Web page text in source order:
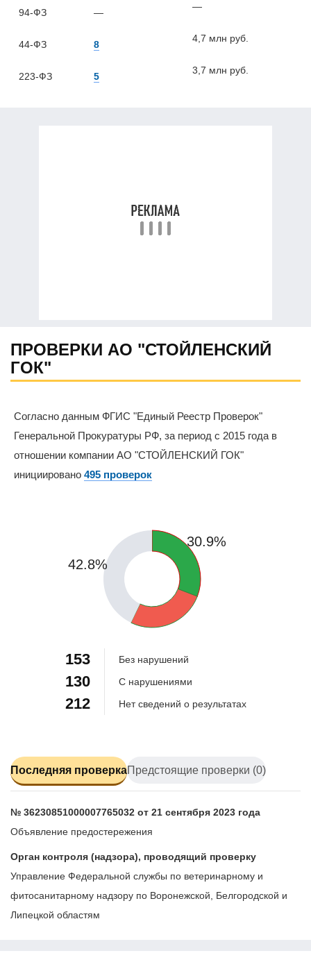
94-ФЗ —
—
44-ФЗ 8
4,7 млн руб.
223-ФЗ 5
3,7 млн руб.
ПРОВЕРКИ АО "СТОЙЛЕНСКИЙ
ГОК"
Согласно данным ФГИС "Единый Реестр Проверок"
Генеральной Прокуратуры РФ, за период с 2015 года в
отношении компании АО "СТОЙЛЕНСКИЙ ГОК"
инициировано 495 проверок
30.9%
42.8%
153
130
212
Без нарушений
С нарушениями
Нет сведений о результатах
Последняя проверкаПредстоящие проверки (0)
№ 36230851000007765032 от 21 сентября 2023 года
Объявление предостережения
Орган контроля (надзора), проводящий проверку
Управление Федеральной службы по ветеринарному и
фитосанитарному надзору по Воронежской, Белгородской и
Липецкой областям